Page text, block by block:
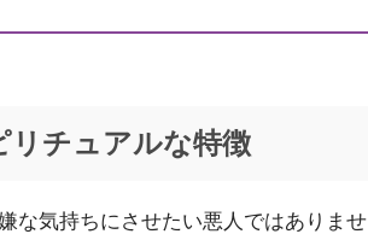
リチュアルな特徴
な気持ちにさせたい悪人ではありませ